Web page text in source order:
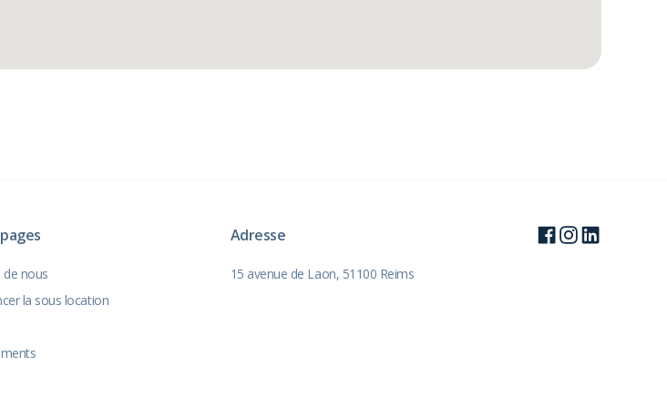
nous
la sous location
Adresse
15 avenue de Laon, 51100 Reims